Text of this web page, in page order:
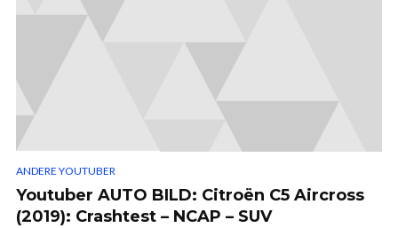
ANDERE YOUTUBER
Youtuber AUTO BILD: Citroën C5 Aircross
(2019): Crashtest – NCAP – SUV